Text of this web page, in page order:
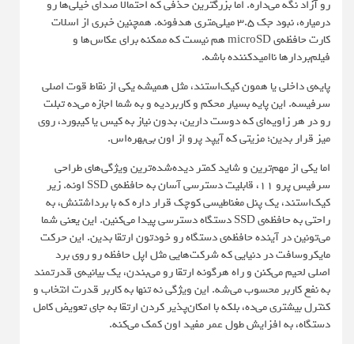
رو آزاد نگه می‌داره. اما بزرگترین حذفی که احتمالا صدای خیلی‌ها رو
درمیاره، نبود جک ۳.۵ میلی‌متری هدفونه. همچنین خبری از اسلات
کارت حافظه‌ی microSD هم نیست که ممکنه برای عکاس‌ها و
فیلم‌بردارها ناامیدکننده باشه.
پایه‌ی داخلی یا همون کیک‌استند، مثل همیشه یکی از نقاط قوت اصلی
سرفیسه. این پایه بسیار محکم و کاربردیه و به شما اجازه می‌ده تبلت
رو در هر زاویه‌ای که دوست دارین، بدون نیاز به کیس یا کیبورد، روی
میز قرار بدین؛ مزیتی که آیپد پرو از اون بی‌بهره‌اس.
اما یکی از مهم‌ترین و شاید کمتر دیده‌شده‌ترین ویژگی‌های طراحی
سرفیس پرو ۱۱، قابلیت دسترسی آسان به حافظه‌ی SSD اونه. زیر
کیک‌استند، یک پنل مغناطیسی کوچک قرار داره که با برداشتنش، به
راحتی به حافظه‌ی SSD دستگاه دسترسی پیدا می‌کنین. این یعنی شما
می‌تونین در آینده حافظه‌ی دستگاه رو خودتون ارتقا بدین. این حرکت
مایکروسافت در دنیایی که شرکت‌هایی مثل اپل حافظه رو روی برد
اصلی لحیم می‌کنن و راه هرگونه ارتقا رو می‌بندن، یک بیانیه‌ی قدرتمند
به نفع کاربر محسوب می‌شه. این ویژگی نه تنها به کاربر قدرت انتخاب و
کنترل بیشتری می‌ده، بلکه با امکان‌پذیر کردن ارتقا به جای تعویض کامل
دستگاه، به افزایش طول عمر مفید اون کمک می‌کنه.